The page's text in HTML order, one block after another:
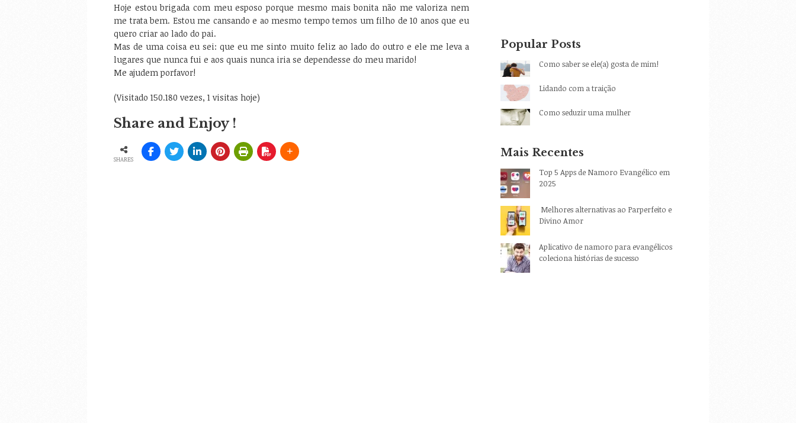
Hoje estou brigada com meu esposo porque mesmo mais bonita não me valoriza nem
me trata bem. Estou me cansando e ao mesmo tempo temos um filho de 10 anos que eu
quero criar ao lado do pai.
Mas de uma coisa eu sei: que eu me sinto muito feliz ao lado do outro e ele me leva a
lugares que nunca fui e aos quais nunca iria se dependesse do meu marido!
Me ajudem porfavor!
(Visitado 150.180 vezes, 1 visitas hoje)
Share and Enjoy !
SHARES
Popular Posts
Como saber se ele(a) gosta de mim!
Lidando com a traição
Como seduzir uma mulher
Mais Recentes
Top 5 Apps de Namoro Evangélico em
2025
Melhores alternativas ao Parperfeito e
Divino Amor
Aplicativo de namoro para evangélicos
coleciona histórias de sucesso